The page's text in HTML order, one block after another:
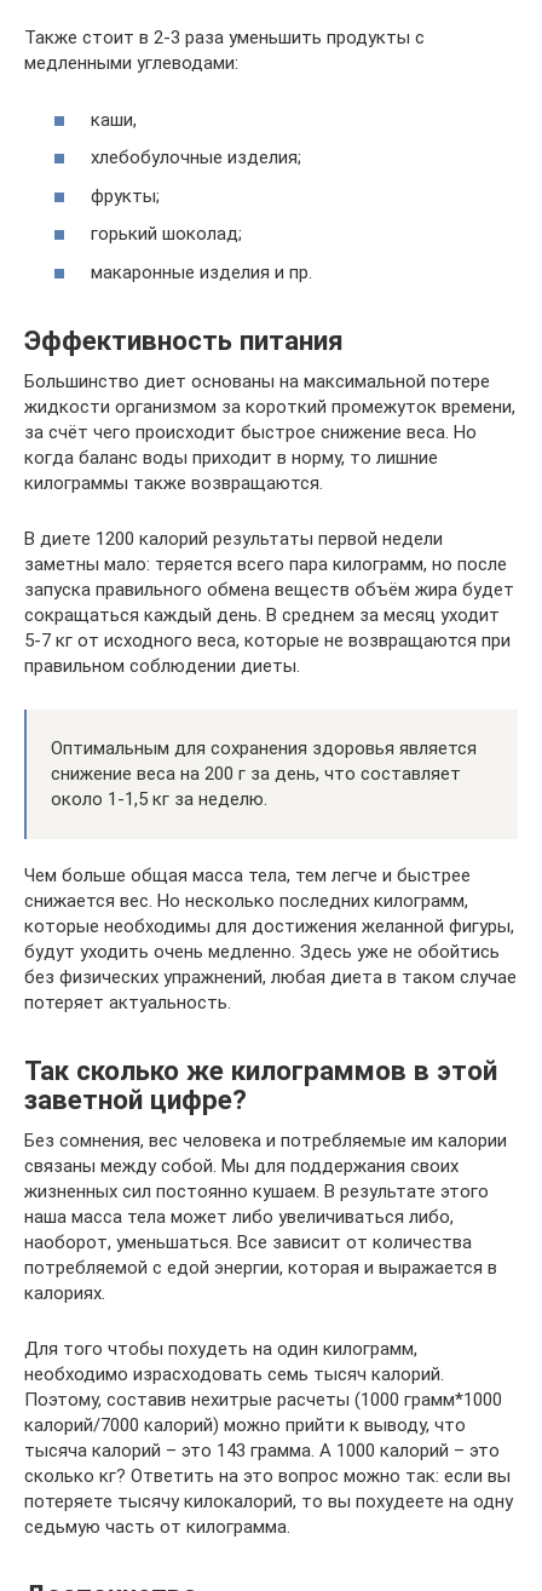
Также стоит в 2-3 раза уменьшить продукты с
медленными углеводами:
каши,
хлебобулочные изделия;
фрукты;
горький шоколад;
макаронные изделия и пр.
Эффективность питания
Большинство диет основаны на максимальной потере
жидкости организмом за короткий промежуток времени,
за счёт чего происходит быстрое снижение веса. Но
когда баланс воды приходит в норму, то лишние
килограммы также возвращаются.
В диете 1200 калорий результаты первой недели
заметны мало: теряется всего пара килограмм, но после
запуска правильного обмена веществ объём жира будет
сокращаться каждый день. В среднем за месяц уходит
5-7 кг от исходного веса, которые не возвращаются при
правильном соблюдении диеты.
Оптимальным для сохранения здоровья является
снижение веса на 200 г за день, что составляет
около 1-1,5 кг за неделю.
Чем больше общая масса тела, тем легче и быстрее
снижается вес. Но несколько последних килограмм,
которые необходимы для достижения желанной фигуры,
будут уходить очень медленно. Здесь уже не обойтись
без физических упражнений, любая диета в таком случае
потеряет актуальность.
Так сколько же килограммов в этой
заветной цифре?
Без сомнения, вес человека и потребляемые им калории
связаны между собой. Мы для поддержания своих
жизненных сил постоянно кушаем. В результате этого
наша масса тела может либо увеличиваться либо,
наоборот, уменьшаться. Все зависит от количества
потребляемой с едой энергии, которая и выражается в
калориях.
Для того чтобы похудеть на один килограмм,
необходимо израсходовать семь тысяч калорий.
Поэтому, составив нехитрые расчеты (1000 грамм*1000
калорий/7000 калорий) можно прийти к выводу, что
тысяча калорий – это 143 грамма. А 1000 калорий ­– это
сколько кг? Ответить на это вопрос можно так: если вы
потеряете тысячу килокалорий, то вы похудеете на одну
седьмую часть от килограмма.